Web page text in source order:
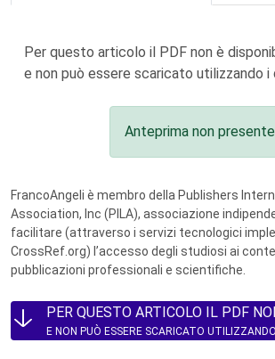
Per questo articolo il PDF non è
e non può essere scaricato utilizzando
Anteprima non presente
FrancoAngeli è membro della Publishers
Association, Inc (PILA), associazione
facilitare (attraverso i servizi tecnologici
CrossRef.org) l’accesso degli studiosi ai
pubblicazioni professionali e scientifiche.
PER QUESTO ARTICOLO IL PDF
E NON PUÒ ESSERE SCARICATO